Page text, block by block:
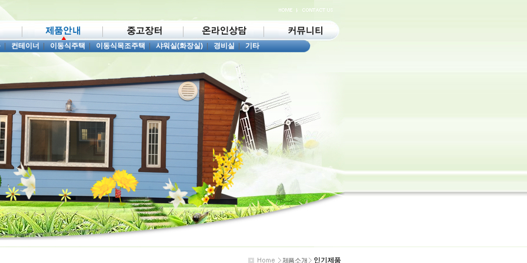
|컨테이너|이동식주택|이동식목조주택|샤워실(화장실)|경비실|기타